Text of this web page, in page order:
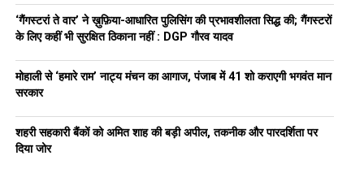
‘गैंगस्टरां ते वार’ ने ख़ुफ़िया-आधारित पुलिसिंग की प्रभावशीलता सिद्ध की; गैंगस्टरों
के लिए कहीं भी सुरक्षित ठिकाना नहीं : DGP गौरव यादव
मोहाली से ‘हमारे राम’ नाट्य मंचन का आगाज, पंजाब में 41 शो कराएगी भगवंत मान
सरकार
शहरी सहकारी बैंकों को अमित शाह की बड़ी अपील, तकनीक और पारदर्शिता पर
दिया जोर